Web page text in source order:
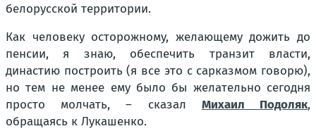
белорусской территории.
Как человеку осторожному, желающему дожить до
пенсии, я знаю, обеспечить транзит власти,
династию построить (я все это с сарказмом говорю),
но тем не менее ему было бы желательно сегодня
просто молчать, – сказал Михаил Подоляк,
обращаясь к Лукашенко.